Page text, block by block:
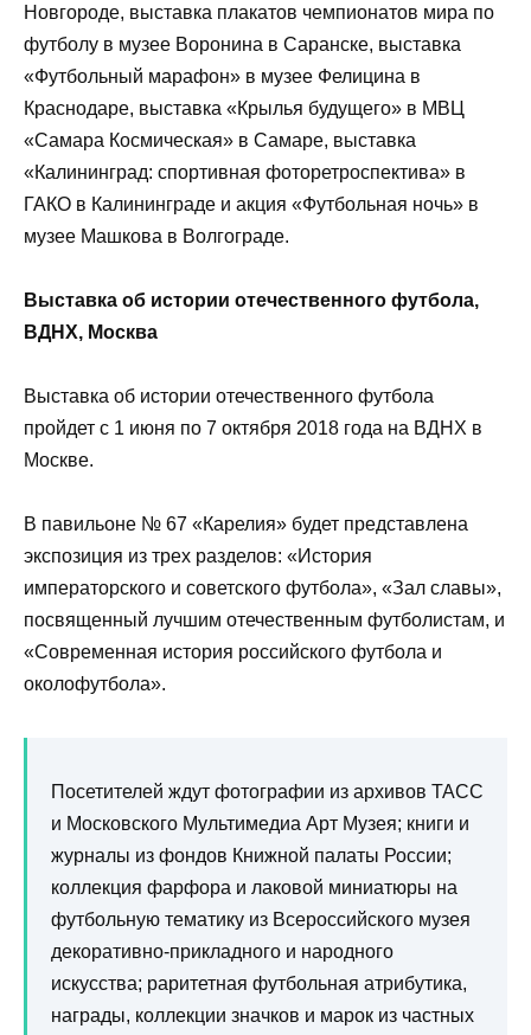
Новгороде, выставка плакатов чемпионатов мира по
футболу в музее Воронина в Саранске, выставка
«Футбольный марафон» в музее Фелицина в
Краснодаре, выставка «Крылья будущего» в МВЦ
«Самара Космическая» в Самаре, выставка
«Калининград: спортивная фоторетроспектива» в
ГАКО в Калининграде и акция «Футбольная ночь» в
музее Машкова в Волгограде.
Выставка об истории отечественного футбола,
ВДНХ, Москва
Выставка об истории отечественного футбола
пройдет с 1 июня по 7 октября 2018 года на ВДНХ в
Москве.
В павильоне № 67 «Карелия» будет представлена
экспозиция из трех разделов: «История
императорского и советского футбола», «Зал славы»,
посвященный лучшим отечественным футболистам, и
«Современная история российского футбола и
околофутбола».
Посетителей ждут фотографии из архивов ТАСС
и Московского Мультимедиа Арт Музея; книги и
журналы из фондов Книжной палаты России;
коллекция фарфора и лаковой миниатюры на
футбольную тематику из Всероссийского музея
декоративно-прикладного и народного
искусства; раритетная футбольная атрибутика,
награды, коллекции значков и марок из частных